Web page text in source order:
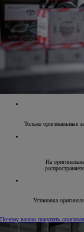
Только оригинальные
На
Установка
Почему важно покупать